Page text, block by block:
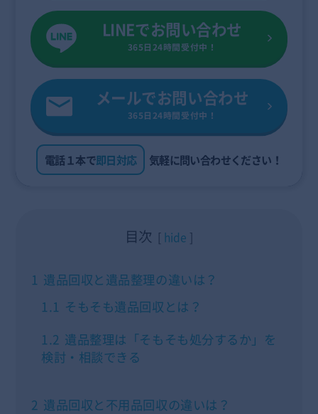
LINEでお問い合わせ
365日24時間受付中！
メールでお問い合わせ
365日24時間受付中！
電話１本で即日対応 気軽に問い合わせください！
目次 hide
1 遺品回収と遺品整理の違いは？
1.1 そもそも遺品回収とは？
1.2 遺品整理は「そもそも処分するか」を
検討・相談できる
2 遺品回収と不用品回収の違いは？